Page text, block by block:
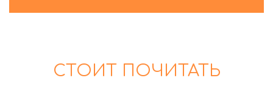
СТОИТ ПОЧИТАТЬ